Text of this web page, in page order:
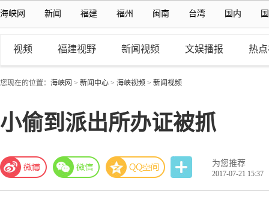
海峡网 新闻 福建 福州 闽南 台湾 国内
视频 福建视野 新闻视频 文娱播报 热
您现在的位置： 海峡网 > 新闻中心 > 海峡视频 > 新闻视频
小偷到派出所办证被抓
为您推荐
2017-07-21 15:37